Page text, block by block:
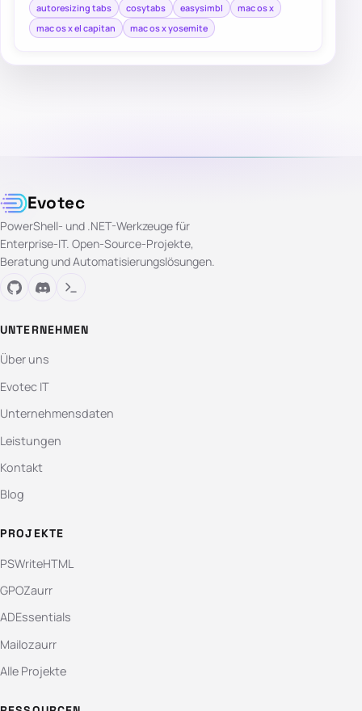
autoresizing tabs cosytabs easysimbl
mac os x
mac os x el capitan
mac os x yosemite
Evotec
PowerShell- und .NET-Werkzeuge für
Enterprise-IT. Open-Source-Projekte,
Beratung und Automatisierungslösungen.
UNTERNEHMEN
Über uns
Evotec IT
Unternehmensdaten
Leistungen
Kontakt
Blog
PROJEKTE
PSWriteHTML
GPOZaurr
ADEssentials
Mailozaurr
Alle Projekte